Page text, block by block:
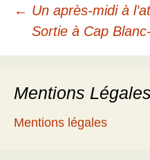
des
articles
← Un après-midi à
Sortie à Cap
Mentions Légales
Mentions légales